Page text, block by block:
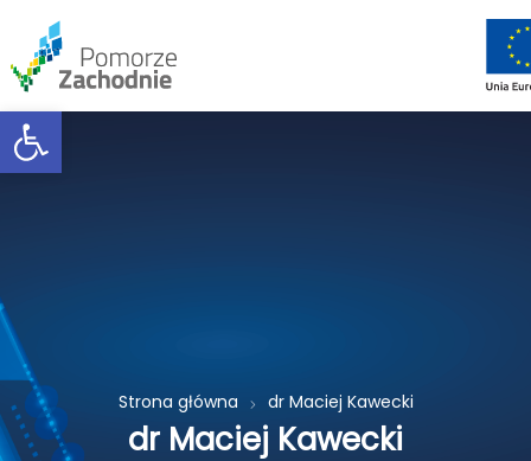
Open toolbar
Strona główna dr Maciej Kawecki
dr Maciej Kawecki